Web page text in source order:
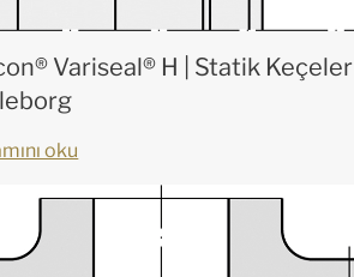
Variseal® H | Statik Keçeler |
oku